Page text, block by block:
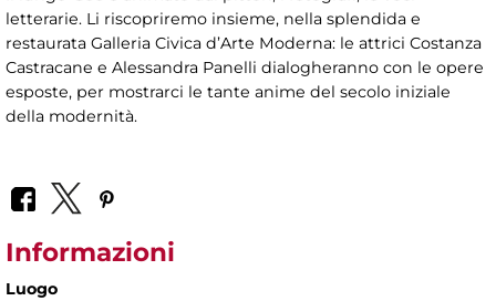
letterarie. Li riscopriremo insieme, nella splendida e
restaurata Galleria Civica d’Arte Moderna: le attrici Costanza
Castracane e Alessandra Panelli dialogheranno con le opere
esposte, per mostrarci le tante anime del secolo iniziale
della modernità.
Informazioni
Luogo